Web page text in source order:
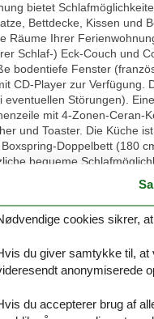
bietet
Bettdecke, Kissen und
Räume Ihrer
Schlaf-) Eck-Couch und
bodentiefe Fenster
CD-Player zur Verfügung.
eventuellen Störungen).
mit 4-Zonen-Ceran-
und Toaster. Die Küche
Doppelbett (180
bequeme
verfügen sowohl das
eine Dusche,
für Koffer und Gepäck zur
unterbringen. Weiterhin
Obergeschoss
mitbenutzt werden. Ihr
Fahrräder können in
bei einem
geliefert. Mit
bis zum Fahrstuhl zu
cookies sikrer,
du giver samtykke til,
anonymiserede
du accepterer brug af